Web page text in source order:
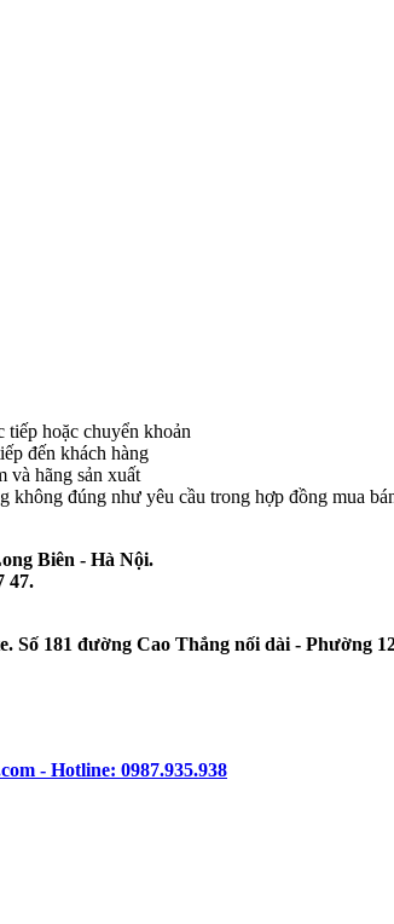
hoặc chuyển khoản
đến khách hàng
và hãng sản xuất
đúng như yêu cầu trong hợp đồng mua
Biên - Hà Nội.
47.
Số 181 đường Cao Thắng nối dài - Phường
- Hotline: 0987.935.938